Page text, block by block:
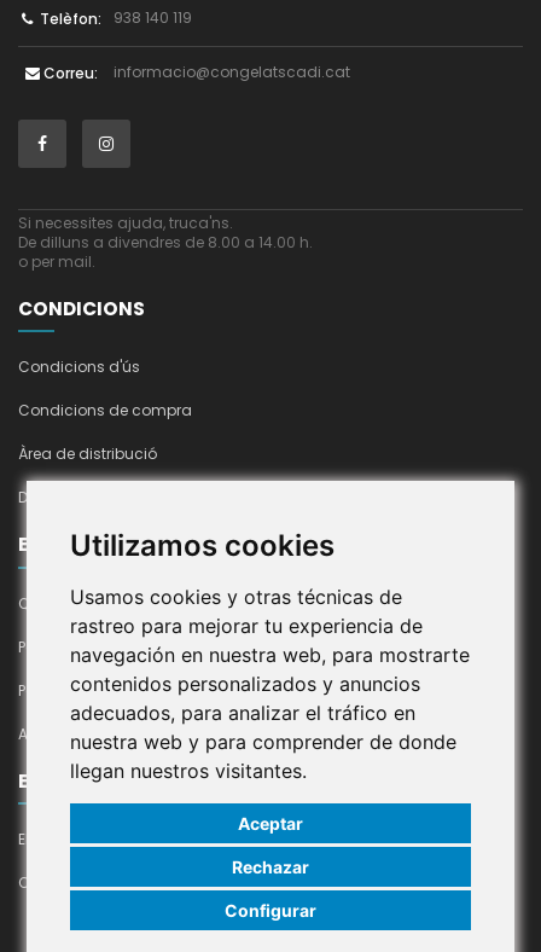
Utilizamos cookies
Usamos cookies y otras técnicas de
rastreo para mejorar tu experiencia de
navegación en nuestra web, para mostrarte
contenidos personalizados y anuncios
adecuados, para analizar el tráfico en
nuestra web y para comprender de donde
llegan nuestros visitantes.
Aceptar
Rechazar
Configurar
EL MEU COMPTE
El meu compte
Contacte
EMPRESA
Qui Som
Política De Cookies
Política De Privacitat En Xarxes Socials
Avís Legal
CONDICIONS
Condicions d'ús
Condicions de compra
Àrea de distribució
Declaració d'accesibilitat
Telèfon: 938 140 119
Correu: informacio@congelatscadi.cat
Si necessites ajuda, truca'ns.
De dilluns a divendres de 8.00 a 14.00 h.
o per mail.
© 2024 Congelats Cadí